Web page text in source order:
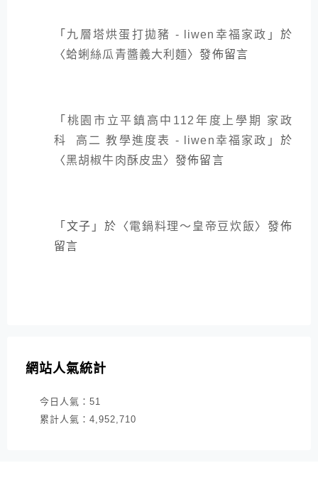
「 九層塔烘蛋打拋豬 - liwen幸福家政 」於
〈蛤蜊絲瓜青醬義大利麵〉發佈留言
「 桃園市立平鎮高中112年度上學期 家政
科 高二 教學進度表 - liwen幸福家政 」於
〈黑胡椒牛肉酥皮盅 〉發佈留言
「 文子 」於〈電鍋料理～皇帝豆炊飯〉發佈
留言
網站人氣統計
今日人氣： 51
累計人氣： 4,952,710